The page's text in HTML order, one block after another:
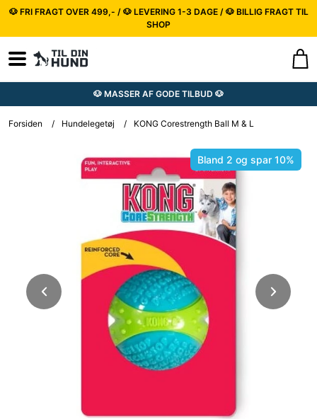
🐶 FRI FRAGT OVER 499,- / 🐶 LEVERING 1-3 DAGE / 🐶 BILLIG FRAGT TIL
SHOP
🐶 MASSER AF GODE TILBUD 🐶
Forsiden / Hundelegetøj / KONG Corestrength Ball M & L
Bland 2 og spar 10%